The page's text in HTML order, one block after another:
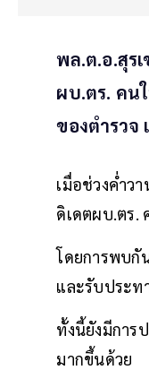
พล.ต.อ.สุร
ผบ.ตร. คน
ของตำรวจ
เมื่อช่วงค่ำว
ดิเดตผบ.ตร.
โดยการพบกั
และรับประ
ทั้งนี้ยังมีการ
มากขึ้นด้วย